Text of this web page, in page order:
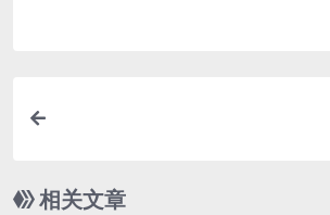
相关文章